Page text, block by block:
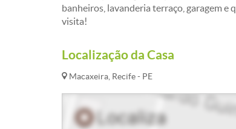
banheiros, lavanderia terraço, garagem e
visita!
Localização da Casa
Macaxeira, Recife - PE